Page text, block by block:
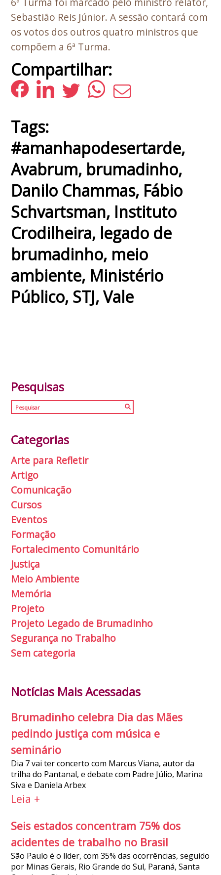
Sebastião Reis Júnior. A sessão contará com
os votos dos outros quatro ministros que
compõem a 6ª Turma.
Compartilhar:
Tags:
#amanhapodesertarde,
Avabrum, brumadinho,
Danilo Chammas, Fábio
Schvartsman, Instituto
Crodilheira, legado de
brumadinho, meio
ambiente, Ministério
Público, STJ,Vale
Pesquisas
Categorias
Arte para Refletir
Artigo
Comunicação
Cursos
Eventos
Formação
Fortalecimento Comunitário
Justiça
Meio Ambiente
Memória
Projeto
Projeto Legado de Brumadinho
Segurança no Trabalho
Sem categoria
Notícias Mais Acessadas
Brumadinho celebra Dia das Mães
pedindo justiça com música e
seminário
Dia 7 vai ter concerto com Marcus Viana, autor da
trilha do Pantanal, e debate com Padre Júlio, Marina
Siva e Daniela Arbex
Leia +
Seis estados concentram 75% dos
acidentes de trabalho no Brasil
São Paulo é o líder, com 35% das ocorrências, seguido
por Minas Gerais, Rio Grande do Sul, Paraná, Santa